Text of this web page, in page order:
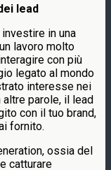
lead
in una
lavoro molto
con più
legato al mondo
interesse nei
parole, il lead
con il tuo brand,
fornito.
ossia del
catturare